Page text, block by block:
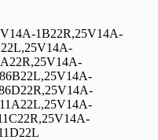
1B22R,25V14A-